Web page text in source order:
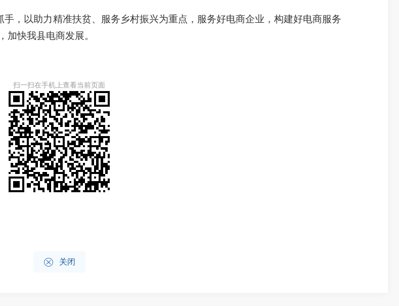
，以助力精准扶贫、服务乡村振兴为重点，服务好电商企业，构建好电商服务
加快我县电商发展。
扫一扫在手机上查看当前页面
 关闭